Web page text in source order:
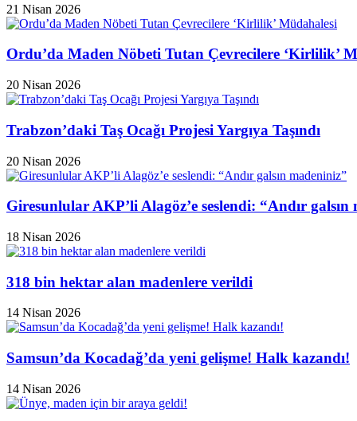
21 Nisan 2026
Ordu’da Maden Nöbeti Tutan Çevrecilere ‘Kirlilik’
20 Nisan 2026
Trabzon’daki Taş Ocağı Projesi Yargıya Taşındı
20 Nisan 2026
Giresunlular AKP’li Alagöz’e seslendi: “Andır galsın
18 Nisan 2026
318 bin hektar alan madenlere verildi
14 Nisan 2026
Samsun’da Kocadağ’da yeni gelişme! Halk kazandı!
14 Nisan 2026